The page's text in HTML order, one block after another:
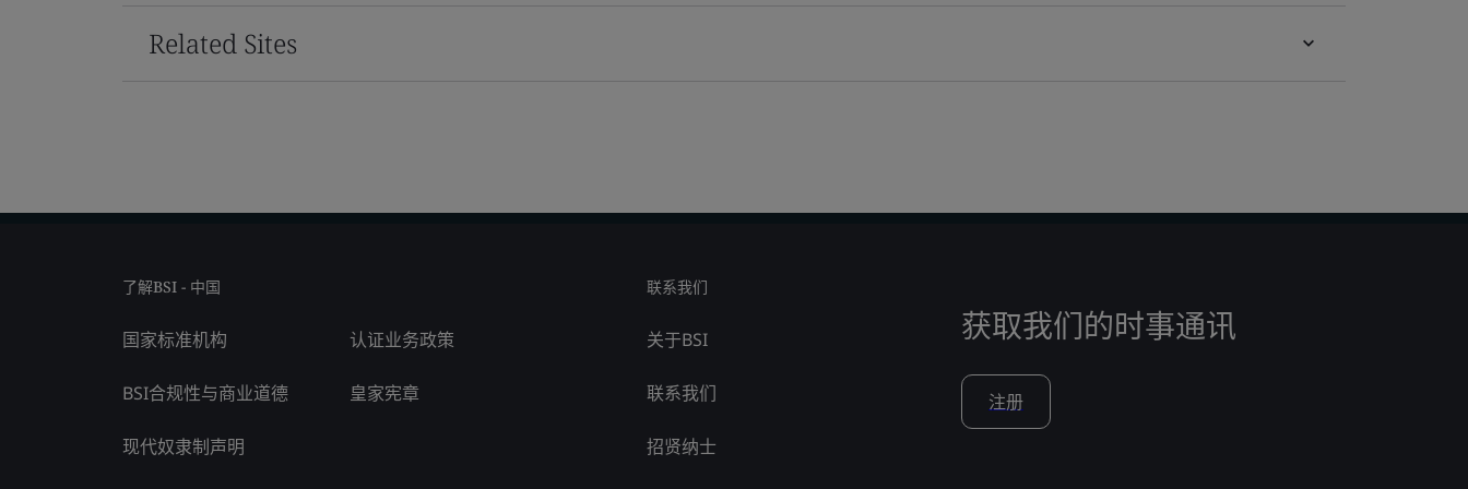
Related Sites
了解BSI - 中国
国家标准机构
BSI合规性与商业道德
现代奴隶制声明
认证业务政策
皇家宪章
联系我们
关于BSI
联系我们
招贤纳士
获取我们的时事通讯
注册